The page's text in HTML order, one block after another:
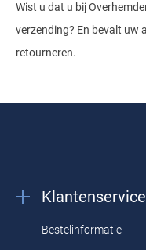
Wist u dat u bij
verzending? En bevalt uw
retourneren.
Klantenservice
Bestelinformatie